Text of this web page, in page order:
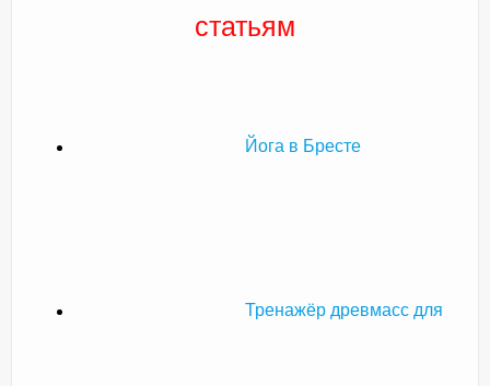
статьям
Йога в Бресте
Тренажёр древмасс для